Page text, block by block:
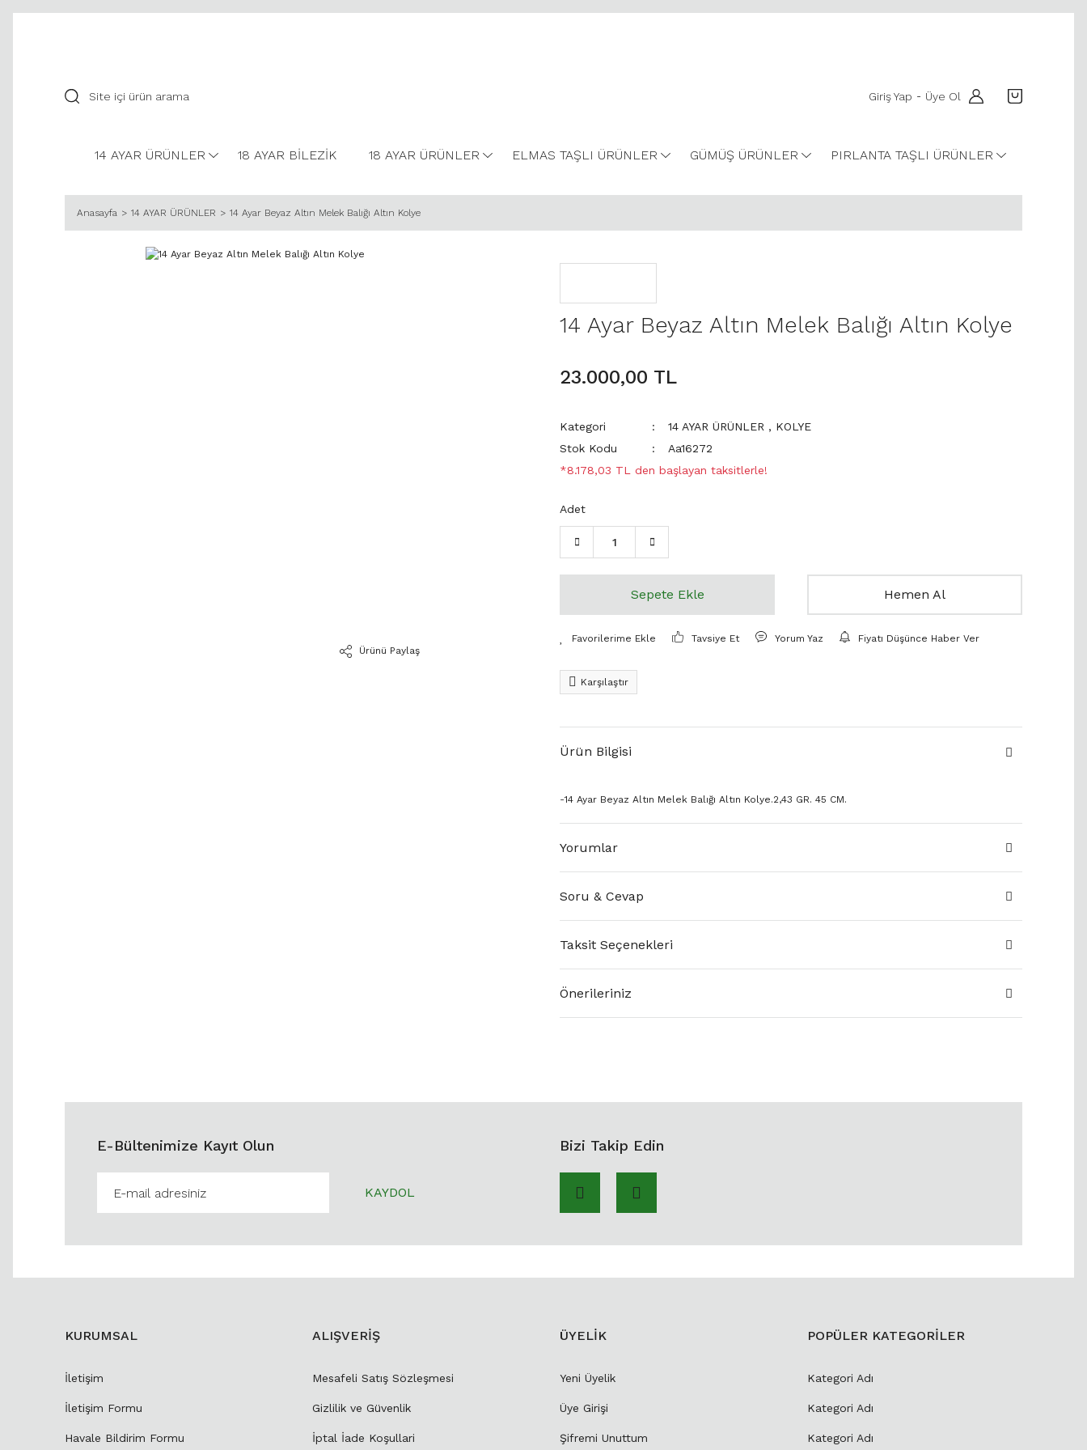
Giriş Yap - Üye Ol
14 AYAR ÜRÜNLER 18 AYAR BİLEZİK 18 AYAR ÜRÜNLER ELMAS TAŞLI ÜRÜNLER GÜMÜŞ ÜRÜNLER PIRLANTA TAŞLI ÜRÜNLER
Anasayfa 14 AYAR ÜRÜNLER 14 Ayar Beyaz Altın Melek Balığı Altın Kolye
Ürünü Paylaş
14 Ayar Beyaz Altın Melek Balığı Altın Kolye
23.000,00 TL
Kategori 14 AYAR ÜRÜNLER , KOLYE
Stok Kodu
Aa16272
*8.178,03 TL den başlayan taksitlerle!
Adet
Sepete Ekle Hemen Al
Tavsiye Et Yorum Yaz Fiyatı Düşünce Haber Ver
Karşılaştır
Ürün Bilgisi
-14 Ayar Beyaz Altın Melek Balığı Altın Kolye.2,43 GR. 45 CM.
Yorumlar
Soru & Cevap
Taksit Seçenekleri
Önerileriniz
E-Bültenimize Kayıt Olun
KAYDOL
Bizi Takip Edin
KURUMSAL
İletişim
İletişim Formu
Havale Bildirim Formu
ALIŞVERİŞ
Mesafeli Satış Sözleşmesi
Gizlilik ve Güvenlik
İptal İade Koşullari
ÜYELİK
Yeni Üyelik
Üye Girişi
Şifremi Unuttum
POPÜLER KATEGORİLER
Kategori Adı
Kategori Adı
Kategori Adı